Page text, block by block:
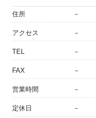
住所 －
アクセス －
TEL －
FAX －
営業時間 －
定休日 －